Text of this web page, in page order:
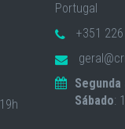
Portugal
+351
Segunda
Sábado: